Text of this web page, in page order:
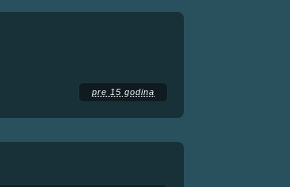
pre 15 godina